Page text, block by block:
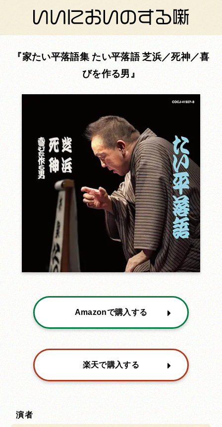
家たい平落語集 たい平落語 芝浜／死神／喜
びを作る男
Amazonで購入する
楽天で購入する
演者